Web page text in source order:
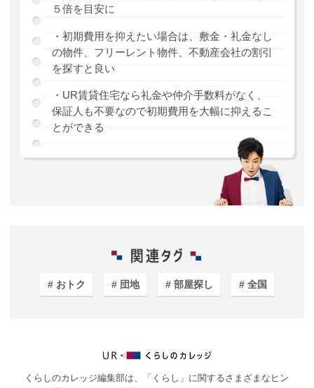
５倍を目安に
・初期費用を抑えたい場合は、敷金・礼金なし
の物件、フリーレント物件、不動産会社の割引
を探すと良い
・UR賃貸住宅なら礼金や仲介手数料がなく、
保証人も不要なので初期費用を大幅に抑えるこ
とができる
おトク 団地 部屋探し 全国
くらしのカレッジ編集部は、「くらし」に関するさまざまなヒン